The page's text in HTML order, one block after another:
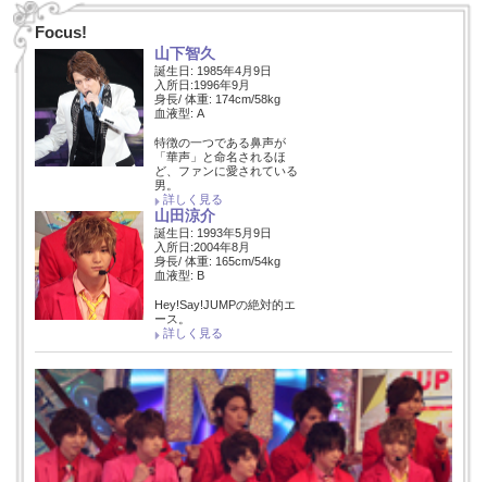
Focus!
山下智久
誕生日: 1985年4月9日
入所日:1996年9月
身長/ 体重: 174cm/58kg
血液型: A
特徴の一つである鼻声が
「華声」と命名されるほ
ど、ファンに愛されている
男。
詳しく見る
山田涼介
誕生日: 1993年5月9日
入所日:2004年8月
身長/ 体重: 165cm/54kg
血液型: B
Hey!Say!JUMPの絶対的エ
ース。
詳しく見る